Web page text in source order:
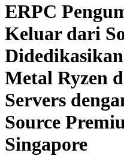
ERPC
Keluar dari
Metal Ryzen
Servers
Source
Singapore